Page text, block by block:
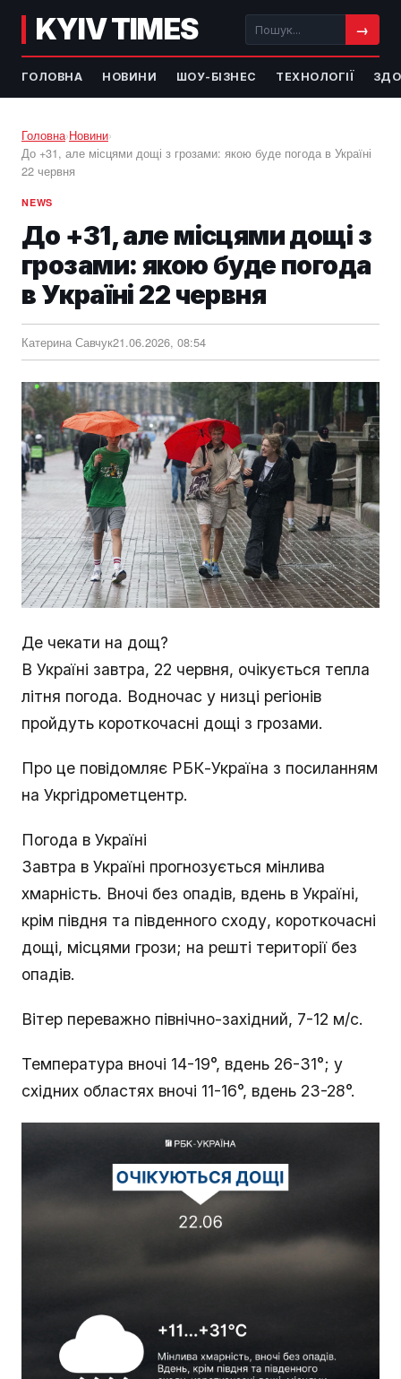
KYIV TIMES →
ГОЛОВНА НОВИНИ ШОУ-БІЗНЕС ТЕХНОЛОГІЇ
Головна›Новини›
До +31, але місцями дощі з грозами: якою буде погода в Україні
22 червня
NEWS
До +31, але місцями дощі з
грозами: якою буде погода
в Україні 22 червня
Катерина Савчук21.06.2026, 08:54
Де чекати на дощ?
В Україні завтра, 22 червня, очікується тепла
літня погода. Водночас у низці регіонів
пройдуть короткочасні дощі з грозами.
Про це повідомляє РБК-Україна з посиланням
на Укргідрометцентр.
Погода в Україні
Завтра в Україні прогнозується мінлива
хмарність. Вночі без опадів, вдень в Україні,
крім півдня та південного сходу, короткочасні
дощі, місцями грози; на решті території без
опадів.
Вітер переважно північно-західний, 7-12 м/с.
Температура вночі 14-19°, вдень 26-31°; у
східних областях вночі 11-16°, вдень 23-28°.